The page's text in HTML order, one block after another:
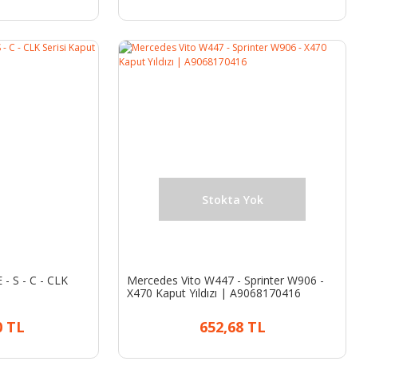
- S - C - CLK
TL
Stokta Yok
Mercedes Vito W447 - Sprinter W906 -
X470 Kaput Yıldızı | A9068170416
652,68 TL